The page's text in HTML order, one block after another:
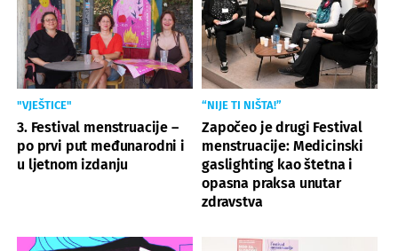
"VJEŠTICE"
3. Festival menstruacije –
po prvi put međunarodni i
u ljetnom izdanju
“NIJE TI NIŠTA!”
Započeo je drugi Festival
menstruacije: Medicinski
gaslighting kao štetna i
opasna praksa unutar
zdravstva